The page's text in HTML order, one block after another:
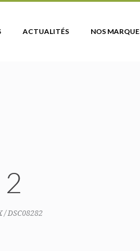
ACTUALITÉS NOS
/DSC08282